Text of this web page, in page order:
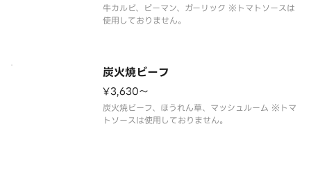
牛カルビ、ピーマン、ガーリック ※トマトソースは
使用しておりません。
炭火焼ビーフ
¥3,630〜
炭火焼ビーフ、ほうれん草、マッシュルーム ※トマ
トソースは使用しておりません。